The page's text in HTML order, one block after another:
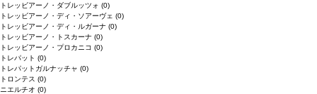
トレッビアーノ・ダブルッツォ (0)
トレッビアーノ・ディ・ソアーヴェ (0)
トレッビアーノ・ディ・ルガーナ (0)
トレッビアーノ・トスカーナ (0)
トレッビアーノ・プロカニコ (0)
トレパット (0)
トレパットガルナッチャ (0)
トロンテス (0)
ニエルチオ (0)